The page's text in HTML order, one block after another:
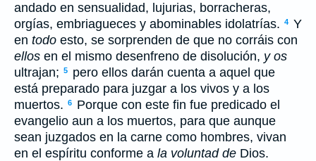
andado en sensualidad, lujurias, borracheras,
orgías, embriagueces y abominables idolatrías. 4 Y
en todo esto, se sorprenden de que no corráis con
ellos en el mismo desenfreno de disolución, y os
ultrajan; 5
pero ellos darán cuenta a aquel que
está preparado para juzgar a los vivos y a los
muertos. 6
Porque con este fin fue predicado el
evangelio aun a los muertos, para que aunque
sean juzgados en la carne como hombres, vivan
en el espíritu conforme a la voluntad de Dios.